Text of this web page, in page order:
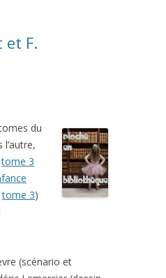
et F.
du
l’autre,
tome 3
tome 3)
(scénario et